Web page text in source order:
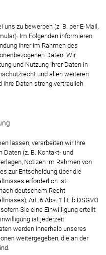
zu bewerben (z. B. per E-Mail,
Im Folgenden informieren
Ihrer im Rahmen des
Daten. Wir
und Nutzung Ihrer Daten in
und allen weiteren
Daten streng vertraulich
lassen, verarbeiten wir Ihre
(z. B. Kontakt- und
Notizen im Rahmen von
zur Entscheidung über die
erforderlich ist.
deutschem Recht
Art. 6 Abs. 1 lit. b DSGVO
Sie eine Einwilligung erteilt
ist jederzeit
werden innerhalb unseres
weitergegeben, die an der